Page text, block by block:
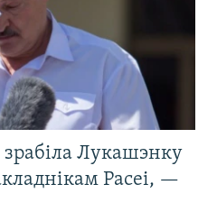
Лукашэнку
Расеі, —